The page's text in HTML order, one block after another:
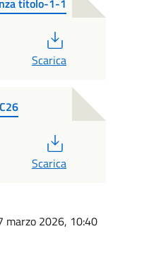
Scarica
Scarica
marzo 2026, 10:40